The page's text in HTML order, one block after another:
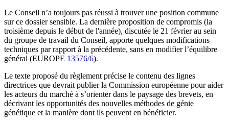
Le Conseil n’a toujours pas réussi à trouver une position commune
sur ce dossier sensible. La dernière proposition de compromis (la
troisième depuis le début de l'année), discutée le 21 février au sein
du groupe de travail du Conseil, apporte quelques modifications
techniques par rapport à la précédente, sans en modifier l’équilibre
général (EUROPE 13576/6).
Le texte proposé du règlement précise le contenu des lignes
directrices que devrait publier la Commission européenne pour aider
les acteurs du marché à s’orienter dans le paysage des brevets, en
décrivant les opportunités des nouvelles méthodes de génie
génétique et la manière dont ils peuvent en bénéficier.